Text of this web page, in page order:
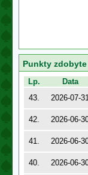
Punkty
Lp.
Data
43.
2026-07-
42.
2026-06-
41.
2026-06-
40.
2026-06-